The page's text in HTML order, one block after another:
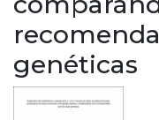
genéticas